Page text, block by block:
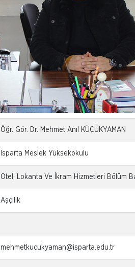
Öğr. Gör. Dr. Mehmet Anıl KÜÇÜKYAMAN
Isparta Meslek Yüksekokulu
Otel, Lokanta Ve İkram Hizmetleri Bölüm
Aşçılık
mehmetkucukyaman@isparta.edu.tr